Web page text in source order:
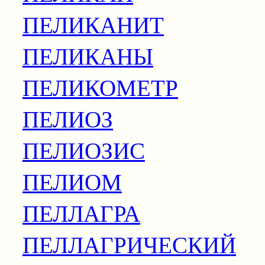
ПЕЛИКАНИТ
ПЕЛИКАНЫ
ПЕЛИКОМЕТР
ПЕЛИОЗ
ПЕЛИОЗИС
ПЕЛИОМ
ПЕЛЛАГРА
ПЕЛЛАГРИЧЕСКИЙ